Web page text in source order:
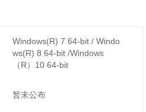
Windows(R) 7 64-bit / Windo
ws(R) 8 64-bit /Windows
（R）10 64-bit
暂未公布